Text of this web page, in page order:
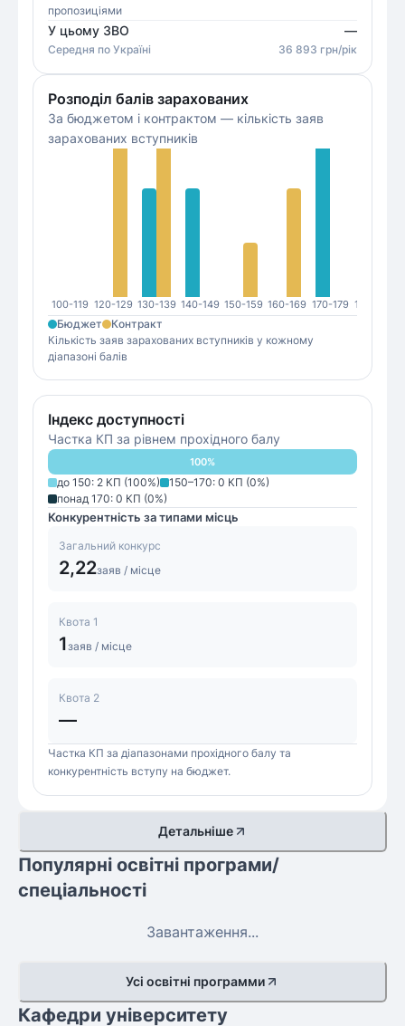
пропозиціями
У цьому ЗВО —
Середня по Україні 36 893 грн/рік
Розподіл балів зарахованих
За бюджетом і контрактом — кількість заяв
зарахованих вступників
100-119 120-129 130-139 140-149 150-159 160-169 170-179 180-189
Бюджет
Контракт
Кількість заяв зарахованих вступників у кожному
діапазоні балів
Індекс доступності
Частка КП за рівнем прохідного балу
100%
до 150: 2 КП (100%) 150–170: 0 КП (0%)
понад 170: 0 КП (0%)
Конкурентність за типами місць
Загальний конкурс
2,22заяв / місце
Квота 1
1заяв / місце
Квота 2
—
Частка КП за діапазонами прохідного балу та
конкурентність вступу на бюджет.
Детальніше
Популярні освітні програми/
спеціальності
Завантаження...
Усі освітні программи
Кафедри університету